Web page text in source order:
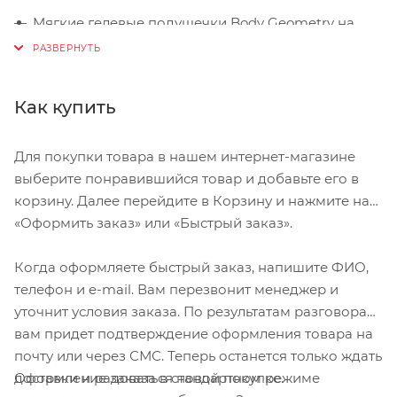
Мягкие гелевые подушечки Body Geometry на
ладони уменьшают давление и делают езду
ладони эластична и прочна
Мягкий, влаговпитывающий материал
Microwipe™ на большом пальце чтобы протирать
пот
Размер S. Длина среднего пальца до 8,1 см. Длина
см. Обхват ладони до 22 см.
Как купить
Для покупки товара в нашем интернет-магазине
выберите понравившийся товар и добавьте его в
корзину. Далее перейдите в Корзину и нажмите на
«Оформить заказ» или «Быстрый заказ».
Когда оформляете быстрый заказ, напишите ФИО,
телефон и e-mail. Вам перезвонит менеджер и
уточнит условия заказа. По результатам разговора
вам придет подтверждение оформления товара на
почту или через СМС. Теперь останется только ждать
доставки и радоваться новой покупке.
Оформление заказа в стандартном режиме